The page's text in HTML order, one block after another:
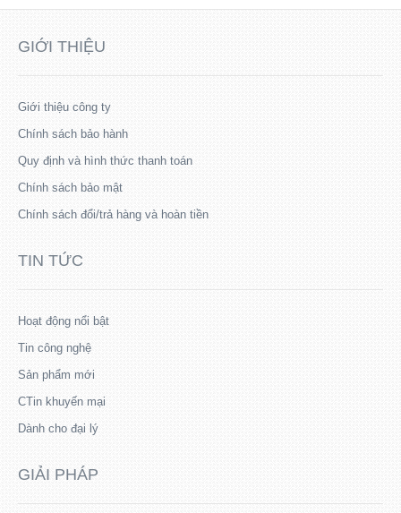
GIỚI THIỆU
Giới thiệu công ty
Chính sách bảo hành
Quy định và hình thức thanh toán
Chính sách bảo mật
Chính sách đổi/trả hàng và hoàn tiền
TIN TỨC
Hoạt động nổi bật
Tin công nghệ
Sản phẩm mới
CTin khuyến mại
Dành cho đại lý
GIẢI PHÁP